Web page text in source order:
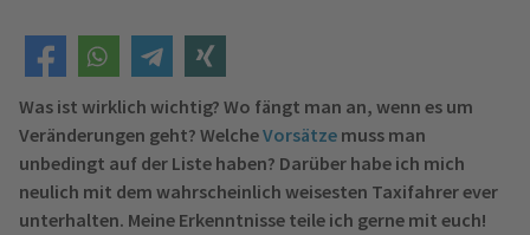
Was ist wirklich wichtig? Wo fängt man an, wenn es um
Veränderungen geht? WelcheVorsätze muss man
unbedingt auf der Liste haben? Darüber habe ich mich
neulich mit dem wahrscheinlich weisesten Taxifahrer ever
unterhalten. Meine Erkenntnisse teile ich gerne mit euch!